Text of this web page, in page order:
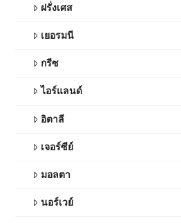
ฝรั่งเศส
เยอรมนี
กรีซ
ไอร์แลนด์
อิตาลี
เจอร์ซีย์
มอลตา
นอร์เวย์